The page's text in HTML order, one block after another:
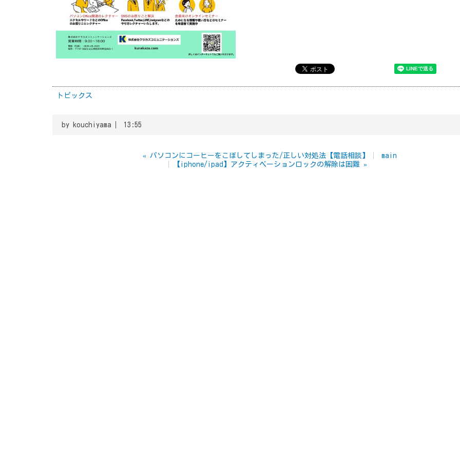
トピックス
by kouchiyama 13:55
« パソコンにコーヒーをこぼしてしまった/正しい対処法【電話相談】
main
【iphone/ipad】アクティベーションロックの解除は困難 »